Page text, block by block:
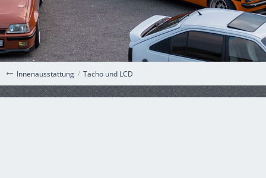
Innenausstattung Tacho und LCD